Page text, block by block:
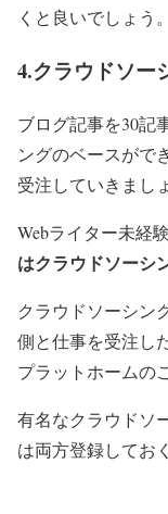
くと良いでしょう。
4.クラウドソー
ブログ記事を30記
ングのベースがで
受注していきまし
Webライター未経
はクラウドソーシ
クラウドソーシン
側と仕事を受注し
プラットホームの
有名なクラウドソ
は両方登録してお